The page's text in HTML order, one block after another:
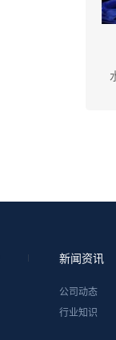
新闻资讯
公司动态
行业知识